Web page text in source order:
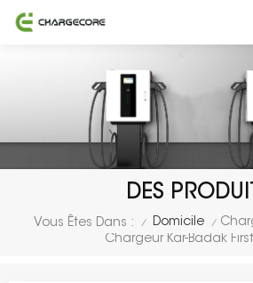
DES
Vous Êtes Dans : / Domicile /
Chargeur Kar-Badak